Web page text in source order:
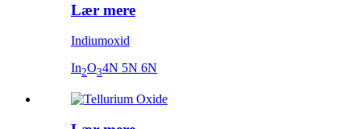
Lær mere
Indiumoxid
In2O34N 5N 6N